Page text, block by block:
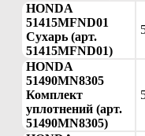
HONDA
51415MFND01
Сухарь (арт.
51415MFND01)
HONDA
51490MN8305
Комплект
уплотнений (арт.
51490MN8305)